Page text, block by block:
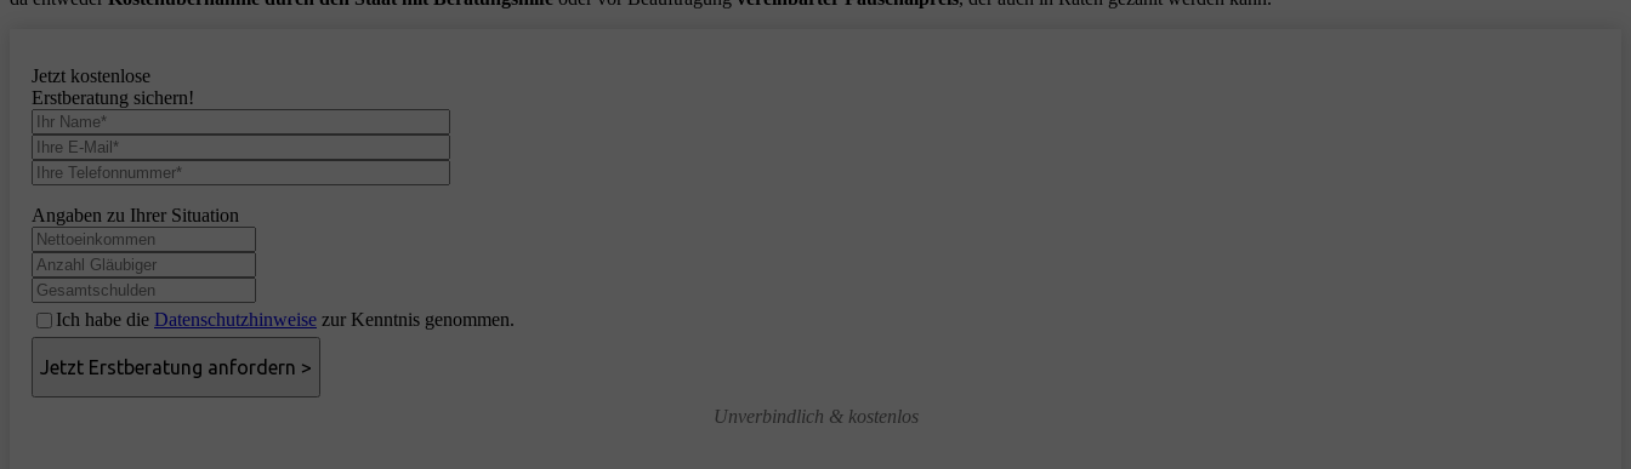
Jetzt kostenlose
Erstberatung sichern!
Angaben zu Ihrer Situation
Ich habe die Datenschutzhinweise zur Kenntnis genommen.
Unverbindlich & kostenlos